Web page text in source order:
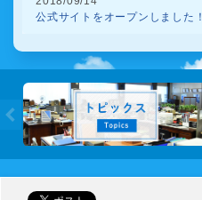
公式サイトをオープンしました！
←